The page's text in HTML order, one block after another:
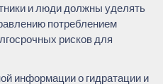
и люди должны уделять
потреблением
рисков для
информации о гидратации и